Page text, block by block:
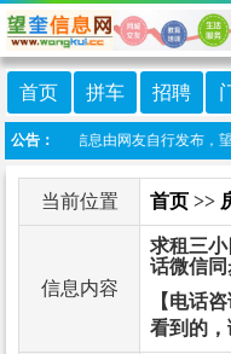
首页 拼车 招聘
公告：
本栏目信息由网友自行发布，
当前位置 首页 >>
信息内容
求租三
话微信同
【电话
看到的，